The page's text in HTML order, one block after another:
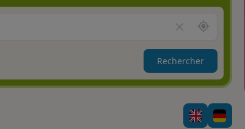
d
e
r
l
e
t
u
r
d
e
Rechercher